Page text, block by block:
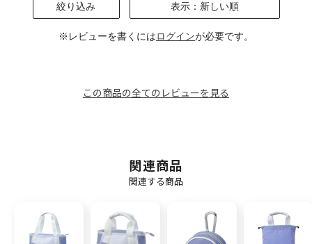
絞り込み 表示：新しい順
※レビューを書くにはログインが必要です。
この商品の全てのレビューを見る
関連商品
関連する商品